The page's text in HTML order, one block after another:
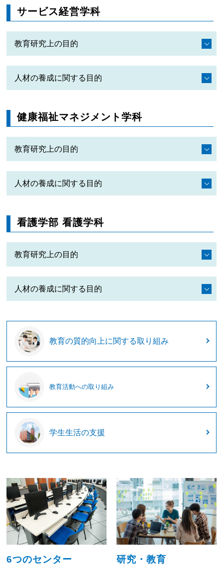
サービス経営学科
教育研究上の目的
人材の養成に関する目的
健康福祉マネジメント学科
教育研究上の目的
人材の養成に関する目的
看護学部 看護学科
教育研究上の目的
人材の養成に関する目的
教育の質的向上に関する取り組み
教育活動への取り組み
学生生活の支援
6つのセンター 研究・教育